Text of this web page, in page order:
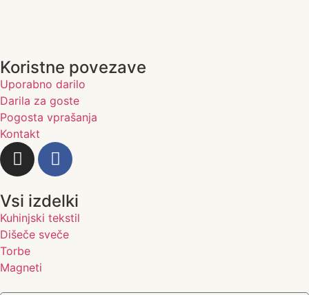
Koristne povezave
Uporabno darilo
Darila za goste
Pogosta vprašanja
Kontakt
Vsi izdelki
Kuhinjski tekstil
Dišeče sveče
Torbe
Magneti